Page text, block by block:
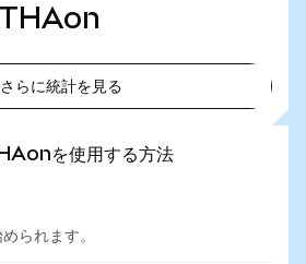
さらに統計を見る
を使用する方法
られます。